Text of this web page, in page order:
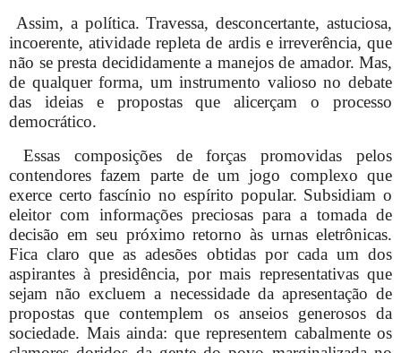
Assim, a política. Travessa, desconcertante, astuciosa,
incoerente, atividade repleta de ardis e irreverência, que
não se presta decididamente a manejos de amador. Mas,
de qualquer forma, um instrumento valioso no debate
das ideias e propostas que alicerçam o processo
democrático.
Essas composições de forças promovidas pelos
contendores fazem parte de um jogo complexo que
exerce certo fascínio no espírito popular. Subsidiam o
eleitor com informações preciosas para a tomada de
decisão em seu próximo retorno às urnas eletrônicas.
Fica claro que as adesões obtidas por cada um dos
aspirantes à presidência, por mais representativas que
sejam não excluem a necessidade da apresentação de
propostas que contemplem os anseios generosos da
sociedade. Mais ainda: que representem cabalmente os